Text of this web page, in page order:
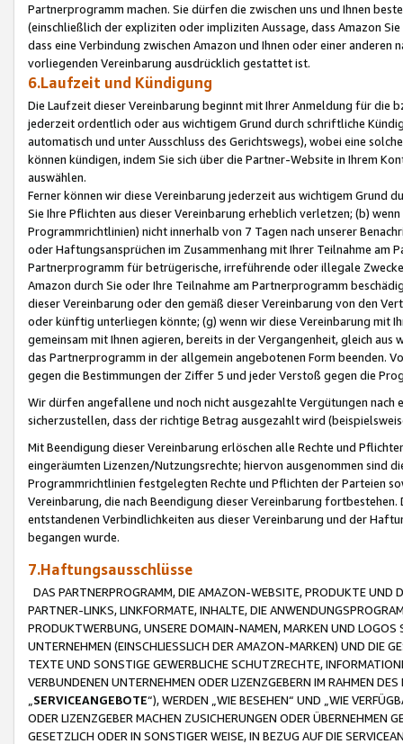
Partnerprogramm machen. Sie dürfen die zwischen uns und Ihnen
(einschließlich der expliziten oder impliziten Aussage, dass Amazon
dass eine Verbindung zwischen Amazon und Ihnen oder einer
vorliegenden Vereinbarung ausdrücklich gestattet ist.
6.Laufzeit und Kündigung
Die Laufzeit dieser Vereinbarung beginnt mit Ihrer Anmeldung für die
jederzeit ordentlich oder aus wichtigem Grund durch schriftliche
automatisch und unter Ausschluss des Gerichtswegs), wobei eine
können kündigen, indem Sie sich über die Partner-Website in Ihrem
auswählen.
Ferner können wir diese Vereinbarung jederzeit aus wichtigem Grund
Sie Ihre Pflichten aus dieser Vereinbarung erheblich verletzen; (b)
Programmrichtlinien) nicht innerhalb von 7 Tagen nach unserer
oder Haftungsansprüchen im Zusammenhang mit Ihrer Teilnahme am
Partnerprogramm für betrügerische, irreführende oder illegale
Amazon durch Sie oder Ihre Teilnahme am Partnerprogramm
dieser Vereinbarung oder den gemäß dieser Vereinbarung von den
oder künftig unterliegen könnte; (g) wenn wir diese Vereinbarung mit
gemeinsam mit Ihnen agieren, bereits in der Vergangenheit, gleich
das Partnerprogramm in der allgemein angebotenen Form beenden.
gegen die Bestimmungen der Ziffer 5 und jeder Verstoß gegen die
Wir dürfen angefallene und noch nicht ausgezahlte Vergütungen
sicherzustellen, dass der richtige Betrag ausgezahlt wird
Mit Beendigung dieser Vereinbarung erlöschen alle Rechte und
eingeräumten Lizenzen/Nutzungsrechte; hiervon ausgenommen sind
Programmrichtlinien festgelegten Rechte und Pflichten der Parteien
Vereinbarung, die nach Beendigung dieser Vereinbarung
entstandenen Verbindlichkeiten aus dieser Vereinbarung und der
begangen wurde.
7.Haftungsausschlüsse
DAS PARTNERPROGRAMM, DIE AMAZON-WEBSITE, PRODUKTE UND
PARTNER-LINKS, LINKFORMATE, INHALTE, DIE
PRODUKTWERBUNG, UNSERE DOMAIN-NAMEN, MARKEN UND
UNTERNEHMEN (EINSCHLIESSLICH DER AMAZON-MARKEN) UND DIE
TEXTE UND SONSTIGE GEWERBLICHE SCHUTZRECHTE,
VERBUNDENEN UNTERNEHMEN ODER LIZENZGEBERN IM RAHMEN
SERVICEANGEBOTE“), WERDEN „WIE BESEHEN“ UND „WIE
ODER LIZENZGEBER MACHEN ZUSICHERUNGEN ODER ÜBERNEHMEN
GESETZLICH ODER IN SONSTIGER WEISE, IN BEZUG AUF DIE